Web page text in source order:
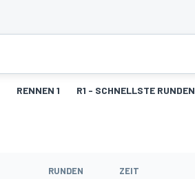
RENNEN 1 R1 - SCHNELLSTE RUNDEN
RUNDEN ZEIT